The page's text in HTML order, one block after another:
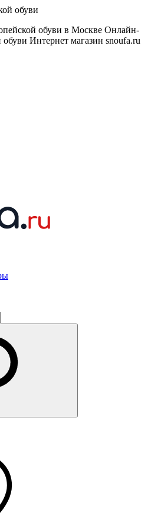
обуви
обуви в Москве Онлайн-
обуви Интернет магазин snoufa.ru